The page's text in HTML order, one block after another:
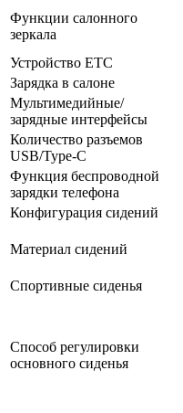
Функции салонного
зеркала
Устройство ETC
Зарядка в салоне
Мультимедийные/
зарядные интерфейсы
Количество разъемов
USB/Type-C
Функция беспроводной
зарядки телефона
Конфигурация сидений
Материал сидений
Спортивные сиденья
Способ регулировки
основного сиденья